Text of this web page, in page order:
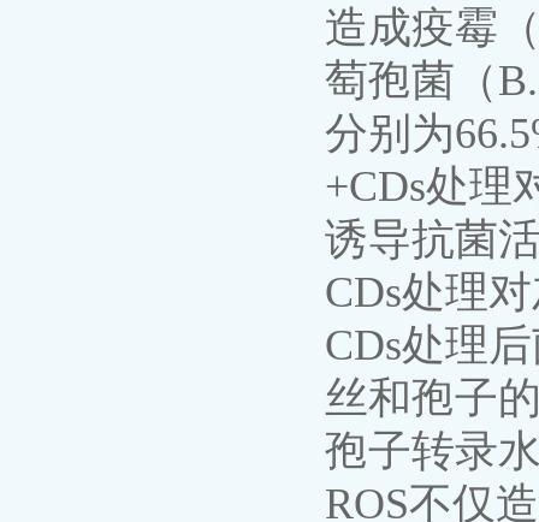
造成疫霉
萄孢菌（
分别为
+CDs处理
诱导抗菌
CDs处理
CDs处理
丝和孢子
孢子转录
ROS不仅